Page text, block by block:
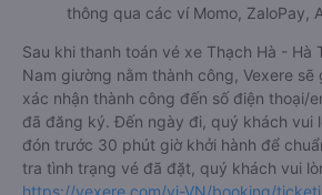
thông qua các ví Momo, ZaloPay,
Sau khi thanh toán vé xe Thạch Hà - Hà
Nam giường nằm thành công, Vexere sẽ
xác nhận thành công đến số điện thoại/
đã đăng ký. Đến ngày đi, quý khách vui
đón trước 30 phút giờ khởi hành để
tra tình trạng vé đã đặt, quý khách vui
https://vexere.com/vi-VN/booking/